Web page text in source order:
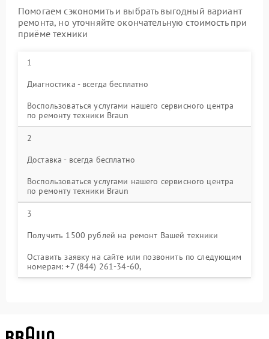
Помогаем сэкономить и выбрать выгодный вариант
ремонта, но уточняйте окончательную стоимость при
приёме техники
1
Диагностика - всегда бесплатно
Воспользоваться услугами нашего сервисного центра
по ремонту техники Braun
2
Доставка - всегда бесплатно
Воспользоваться услугами нашего сервисного центра
по ремонту техники Braun
3
Получить 1500 рублей на ремонт Вашей техники
Оставить заявку на сайте или позвонить по следующим
номерам: +7 (844) 261-34-60,